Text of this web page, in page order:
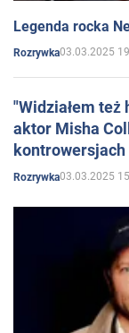
Legenda rocka
Rozrywka03.03.2025
"Widziałem też
aktor Misha
kontrowersjach
Rozrywka03.03.2025